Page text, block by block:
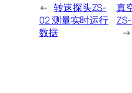
← 转速探头ZS-
02 测量实时运行
数据
真
→